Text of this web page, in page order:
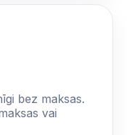
bez maksas.
vai